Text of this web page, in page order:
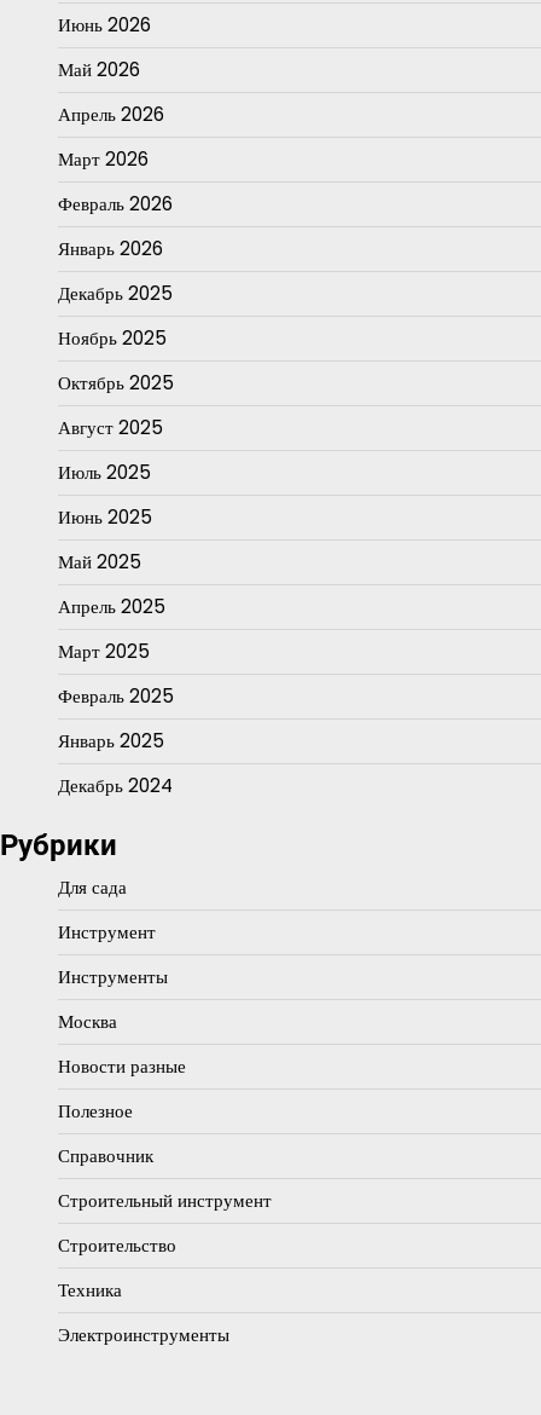
Июнь 2026
Май 2026
Апрель 2026
Март 2026
Февраль 2026
Январь 2026
Декабрь 2025
Ноябрь 2025
Октябрь 2025
Август 2025
Июль 2025
Июнь 2025
Май 2025
Апрель 2025
Март 2025
Февраль 2025
Январь 2025
Декабрь 2024
Рубрики
Для сада
Инструмент
Инструменты
Москва
Новости разные
Полезное
Справочник
Строительный инструмент
Строительство
Техника
Электроинструменты